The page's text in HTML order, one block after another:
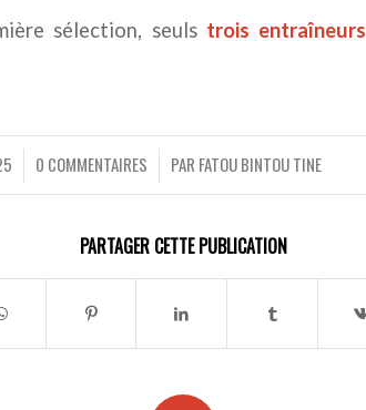
sélection, seuls trois entraîneurs
0 COMMENTAIRES
/ PAR FATOU BINTOU TINE
PARTAGER CETTE PUBLICATION